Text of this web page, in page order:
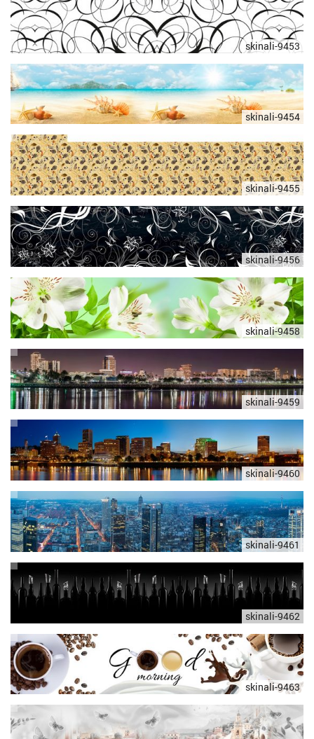
skinali-9453
skinali-9454
skinali-9455
skinali-9456
skinali-9458
skinali-9459
skinali-9460
skinali-9461
skinali-9462
skinali-9463